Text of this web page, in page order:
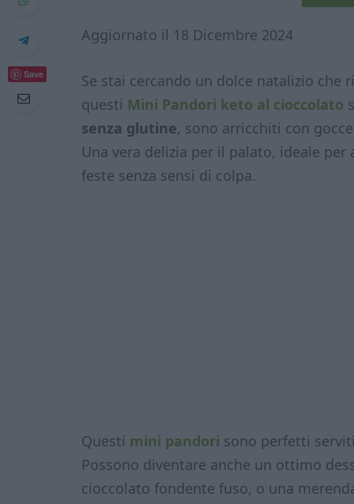
Save
Aggiornato il 18 Dicembre 2024
Se stai cercando un dolce natalizio
questi Mini Pandori keto al cioccolato
senza glutine, sono arricchiti con
Una vera delizia per il palato, ideale
feste senza sensi di colpa.
Questi mini pandori sono perfetti
Possono diventare anche un ottimo
cioccolato fondente fuso, o una